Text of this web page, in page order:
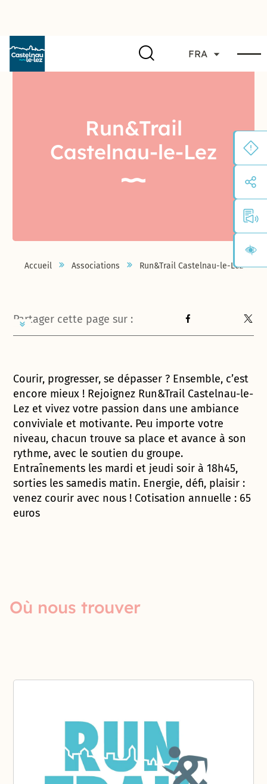
FRA
Run&Trail
Castelnau-le-Lez
Accueil Associations Run&Trail Castelnau-le-Lez
Partager cette page sur :
Courir, progresser, se dépasser ? Ensemble, c’est
encore mieux ! Rejoignez Run&Trail Castelnau-le-
Lez et vivez votre passion dans une ambiance
conviviale et motivante. Peu importe votre
niveau, chacun trouve sa place et avance à son
rythme, avec le soutien du groupe.
Entraînements les mardi et jeudi soir à 18h45,
sorties les samedis matin. Energie, défi, plaisir :
venez courir avec nous ! Cotisation annuelle : 65
euros
Où nous trouver